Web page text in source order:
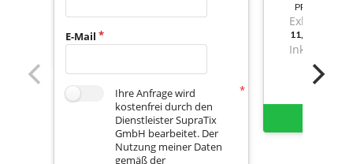
E-Mail
Ihre Anfrage wird
kostenfrei durch den
Dienstleister SupraTix
GmbH bearbeitet. Der
Nutzung meiner Daten
gemäß der
PREIS
Exkl. Mwst.
Inkl. Mwst.